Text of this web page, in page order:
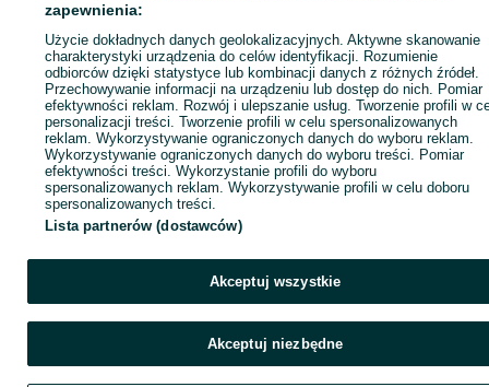
Wyślij wiadomość
zapewnienia:
Użycie dokładnych danych geolokalizacyjnych. Aktywne skanowanie
charakterystyki urządzenia do celów identyfikacji. Rozumienie
odbiorców dzięki statystyce lub kombinacji danych z różnych źródeł.
Przechowywanie informacji na urządzeniu lub dostęp do nich. Pomiar
efektywności reklam. Rozwój i ulepszanie usług. Tworzenie profili w
personalizacji treści. Tworzenie profili w celu spersonalizowanych
reklam. Wykorzystywanie ograniczonych danych do wyboru reklam.
Wykorzystywanie ograniczonych danych do wyboru treści. Pomiar
efektywności treści. Wykorzystanie profili do wyboru
spersonalizowanych reklam. Wykorzystywanie profili w celu doboru
spersonalizowanych treści.
Lista partnerów (dostawców)
Akceptuj wszystkie
Akceptuj niezbędne